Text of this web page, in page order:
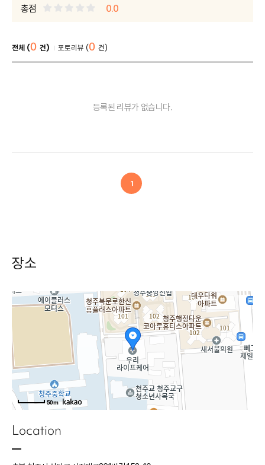
총점 0.0
전체 (0 건) 포토리뷰 (0 건)
등록된 리뷰가 없습니다.
1
장소
50m
Location